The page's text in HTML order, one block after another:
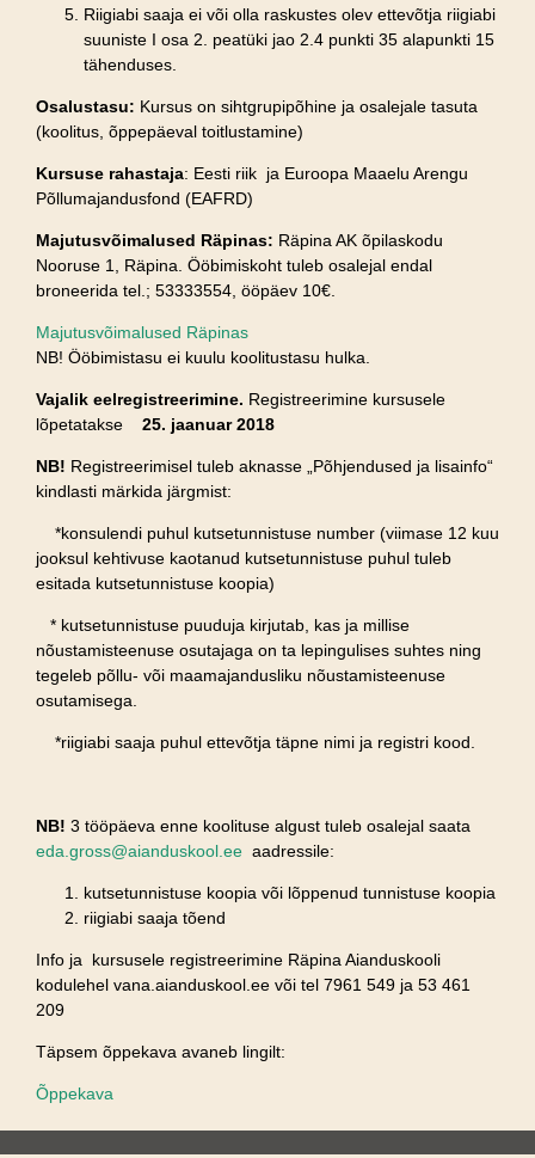
Riigiabi saaja ei või olla raskustes olev ettevõtja riigiabi
suuniste I osa 2. peatüki jao 2.4 punkti 35 alapunkti 15
tähenduses.
Osalustasu: Kursus on sihtgrupipõhine ja osalejale tasuta
(koolitus, õppepäeval toitlustamine)
Kursuse rahastaja: Eesti riik ja Euroopa Maaelu Arengu
Põllumajandusfond (EAFRD)
Majutusvõimalused Räpinas: Räpina AK õpilaskodu
Nooruse 1, Räpina. Ööbimiskoht tuleb osalejal endal
broneerida tel.; 53333554, ööpäev 10€.
Majutusvõimalused Räpinas
NB! Ööbimistasu ei kuulu koolitustasu hulka.
Vajalik eelregistreerimine. Registreerimine kursusele
lõpetatakse 25. jaanuar 2018
NB! Registreerimisel tuleb aknasse „Põhjendused ja lisainfo“
kindlasti märkida järgmist:
*konsulendi puhul kutsetunnistuse number (viimase 12 kuu
jooksul kehtivuse kaotanud kutsetunnistuse puhul tuleb
esitada kutsetunnistuse koopia)
* kutsetunnistuse puuduja kirjutab, kas ja millise
nõustamisteenuse osutajaga on ta lepingulises suhtes ning
tegeleb põllu- või maamajandusliku nõustamisteenuse
osutamisega.
*riigiabi saaja puhul ettevõtja täpne nimi ja registri kood.
NB! 3 tööpäeva enne koolituse algust tuleb osalejal saata
eda.gross@aianduskool.ee aadressile:
kutsetunnistuse koopia või lõppenud tunnistuse koopia
riigiabi saaja tõend
Info ja kursusele registreerimine Räpina Aianduskooli
kodulehel vana.aianduskool.ee või tel 7961 549 ja 53 461
209
Täpsem õppekava avaneb lingilt:
Õppekava